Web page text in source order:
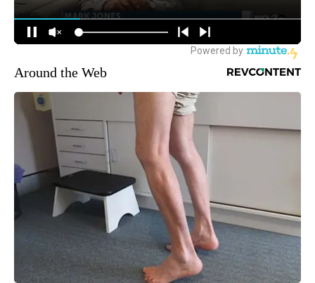
Around the Web